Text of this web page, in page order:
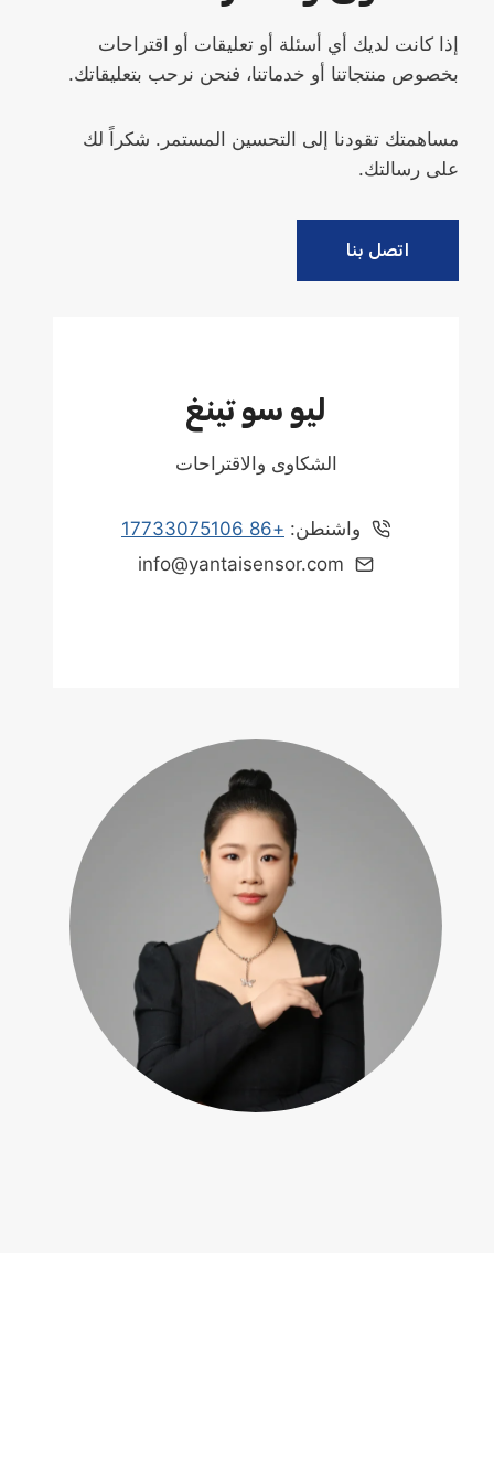
إذا كانت لديك أي أسئلة أو تعليقات أو اقتراحات
بخصوص منتجاتنا أو خدماتنا، فنحن نرحب بتعليقاتك.
مساهمتك تقودنا إلى التحسين المستمر. شكراً لك
على رسالتك.
اتصل بنا
ليو سو تينغ
الشكاوى والاقتراحات
واشنطن: +86 17733075106
info@yantaisensor.com